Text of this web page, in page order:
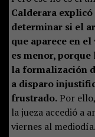
Calderara
determinar si el
que aparece en
es menor,
la formalización
a disparo
frustrado.Por ello,
la jueza accedió a
viernes al mediodía.